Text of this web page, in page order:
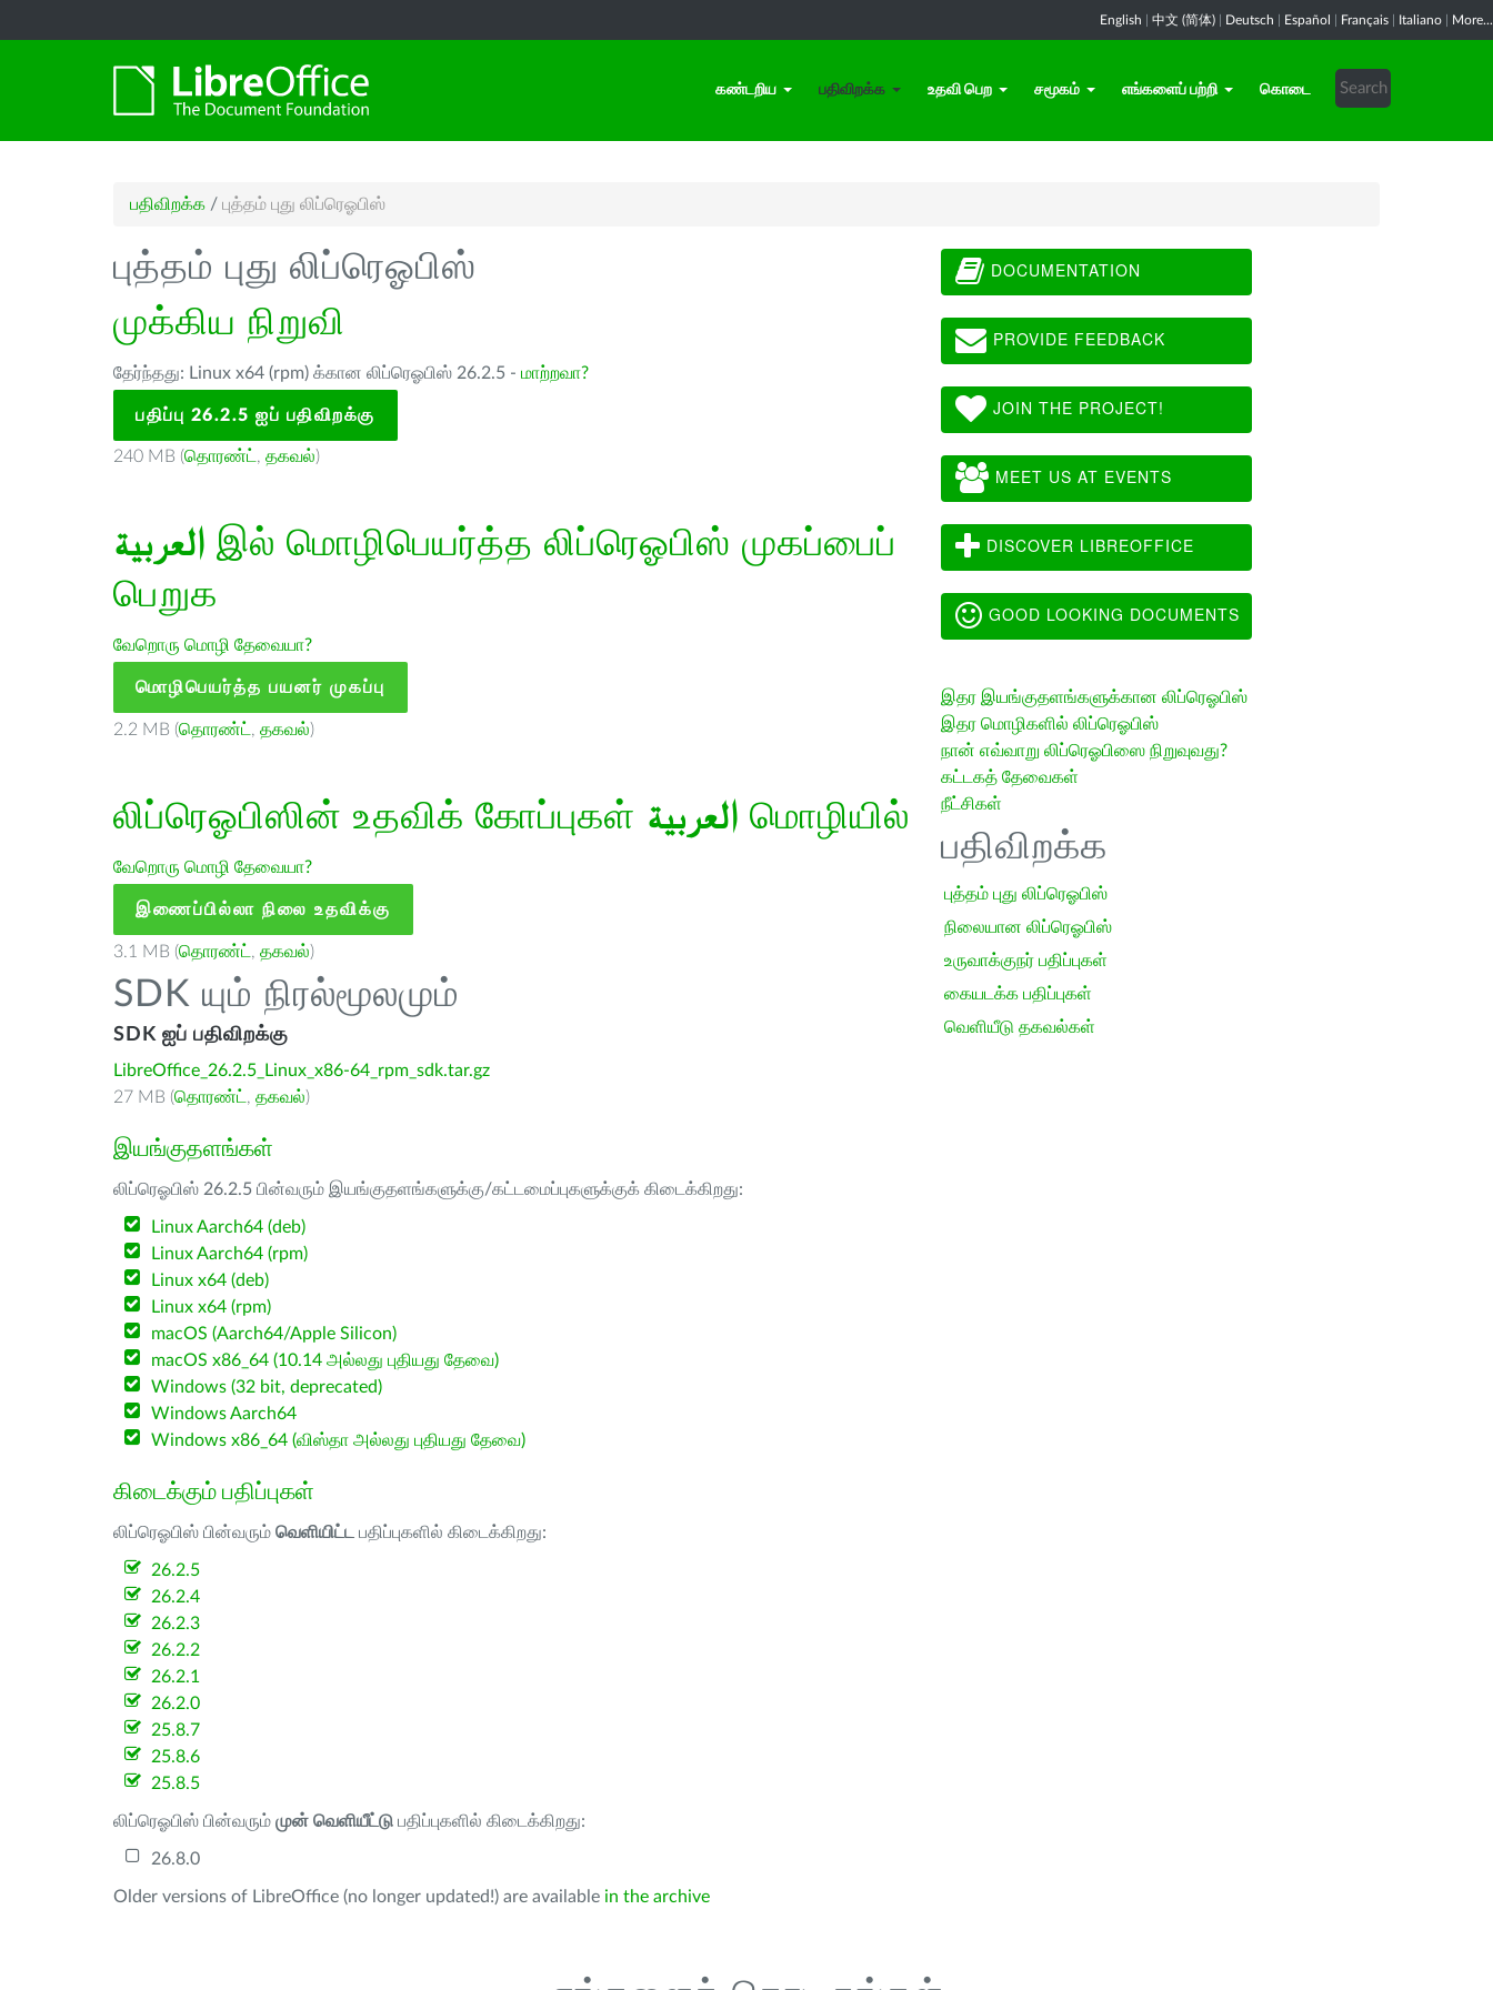
English 中文 (简体) Deutsch Español Français Italiano More...
கண்டறிய பதிவிறக்க உதவி பெற சமூகம் எங்களைப் பற்றி கொடை
பதிவிறக்க / புத்தம் புது லிப்ரெஓபிஸ்
புத்தம் புது லிப்ரெஓபிஸ்
முக்கிய நிறுவி
தேர்ந்தது: Linux x64 (rpm) க்கான லிப்ரெஓபிஸ் 26.2.5 - மாற்றவா?
பதிப்பு 26.2.5 ஐப் பதிவிறக்கு
240 MB (தொரண்ட் , தகவல்)
العربية இல் மொழிபெயர்த்த லிப்ரெஓபிஸ் முகப்பைப்
பெறுக
வேறொரு மொழி தேவையா?
மொழிபெயர்த்த பயனர் முகப்பு
2.2 MB (தொரண்ட் , தகவல்)
லிப்ரெஓபிஸின் உதவிக் கோப்புகள் العربية மொழியில்
வேறொரு மொழி தேவையா?
இணைப்பில்லா நிலை உதவிக்கு
3.1 MB (தொரண்ட் , தகவல்)
SDK யும் நிரல்மூலமும்
SDK ஐப் பதிவிறக்கு
LibreOffice_26.2.5_Linux_x86-64_rpm_sdk.tar.gz
27 MB (தொரண்ட் , தகவல்)
இயங்குதளங்கள்
லிப்ரெஓபிஸ் 26.2.5 பின்வரும் இயங்குதளங்களுக்கு/கட்டமைப்புகளுக்குக் கிடைக்கிறது:
Linux Aarch64 (deb)
Linux Aarch64 (rpm)
Linux x64 (deb)
Linux x64 (rpm)
macOS (Aarch64/Apple Silicon)
macOS x86_64 (10.14 அல்லது புதியது தேவை)
Windows (32 bit, deprecated)
Windows Aarch64
Windows x86_64 (விஸ்தா அல்லது புதியது தேவை)
கிடைக்கும் பதிப்புகள்
லிப்ரெஓபிஸ் பின்வரும் வெளியிட்ட பதிப்புகளில் கிடைக்கிறது:
26.2.5
26.2.4
26.2.3
26.2.2
26.2.1
26.2.0
25.8.7
25.8.6
25.8.5
லிப்ரெஓபிஸ் பின்வரும் முன் வெளியீட்டு பதிப்புகளில் கிடைக்கிறது:
26.8.0
Older versions of LibreOffice (no longer updated!) are available in the archive
DOCUMENTATION
PROVIDE FEEDBACK
JOIN THE PROJECT!
MEET US AT EVENTS
DISCOVER LIBREOFFICE
GOOD LOOKING DOCUMENTS
இதர இயங்குதளங்களுக்கான லிப்ரெஓபிஸ்
இதர மொழிகளில் லிப்ரெஓபிஸ்
நான் எவ்வாறு லிப்ரெஓபிஸை நிறுவுவது?
கட்டகத் தேவைகள்
நீட்சிகள்
பதிவிறக்க
புத்தம் புது லிப்ரெஓபிஸ்
நிலையான லிப்ரெஓபிஸ்
உருவாக்குநர் பதிப்புகள்
கையடக்க பதிப்புகள்
வெளியீடு தகவல்கள்